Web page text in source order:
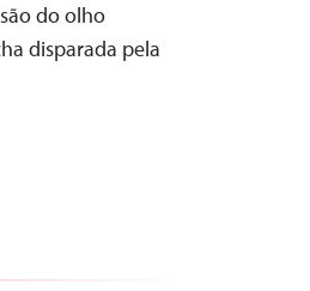
do olho
disparada pela